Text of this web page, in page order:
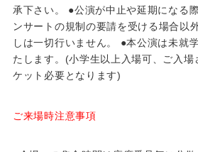
承下さい。 ●公演が中止や延期になる
ンサートの規制の要請を受ける場合以
しは一切行いません。 ●本公演は未就
たします。(小学生以上入場可、ご入場
ケット必要となります)
ご来場時注意事項